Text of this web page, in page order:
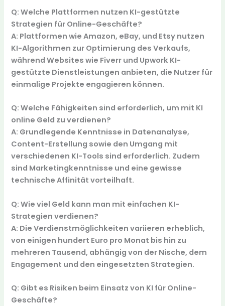
Q: Welche Plattformen nutzen KI-gestützte
Strategien für Online-Geschäfte?
A: Plattformen wie Amazon, eBay, und Etsy nutzen
KI-Algorithmen zur Optimierung des Verkaufs,
während Websites wie Fiverr und Upwork KI-
gestützte Dienstleistungen anbieten, die Nutzer für
einmalige Projekte engagieren können.
Q: Welche Fähigkeiten sind erforderlich, um mit KI
online Geld zu verdienen?
A: Grundlegende Kenntnisse in Datenanalyse,
Content-Erstellung sowie den Umgang mit
verschiedenen KI-Tools sind erforderlich. Zudem
sind Marketingkenntnisse und eine gewisse
technische Affinität vorteilhaft.
Q: Wie viel Geld kann man mit einfachen KI-
Strategien verdienen?
A: Die Verdienstmöglichkeiten variieren erheblich,
von einigen hundert Euro pro Monat bis hin zu
mehreren Tausend, abhängig von der Nische, dem
Engagement und den eingesetzten Strategien.
Q: Gibt es Risiken beim Einsatz von KI für Online-
Geschäfte?